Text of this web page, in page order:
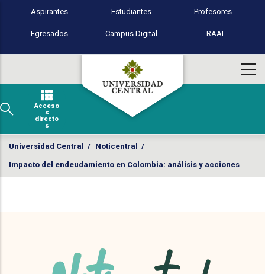
Pasar al contenido principal
Perfiles de usuario
Aspirantes Estudiantes Profesores
Egresados Campus Digital RAAI
Acceso
s
directo
s
Universidad Central / Noticentral /
Impacto del endeudamiento en Colombia: análisis y acciones